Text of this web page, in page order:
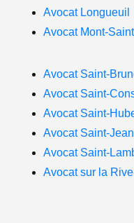
Avocat Longueuil
Avocat Mont-
Avocat Saint-
Avocat Saint-
Avocat Saint-
Avocat Saint-
Avocat Saint-
Avocat sur la